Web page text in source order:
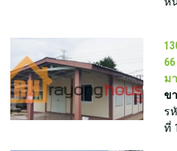
ม
ข
ร
ที่